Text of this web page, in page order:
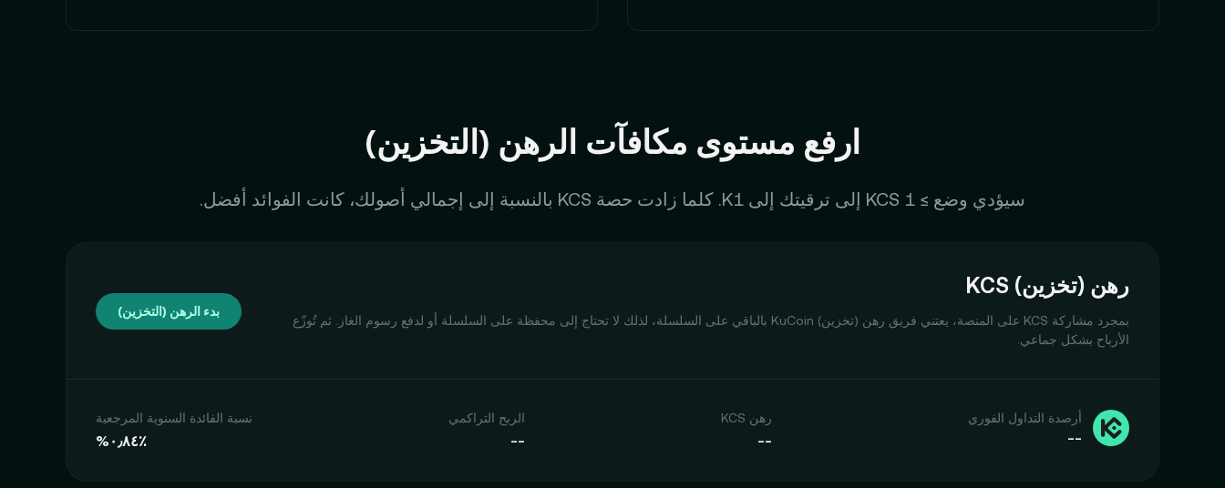
ارفع مستوى مكافآت الرهن (التخزين)
سيؤدي وضع ≥ 1 KCS إلى ترقيتك إلى K1. كلما زادت حصة KCS بالنسبة إلى إجمالي أصولك، كانت الفوائد أفضل.
رهن (تخزين) KCS
بمجرد مشاركة KCS على المنصة، يعتني فريق رهن (تخزين) KuCoin بالباقي على السلسلة، لذلك لا تحتاج إلى محفظة على السلسلة أو لدفع رسوم الغاز. ثم تُوزّع
الأرباح بشكل جماعي.
بدء الرهن (التخزين)
أرصدة التداول الفوري
--
رهن KCS
--
الربح التراكمي
--
نسبة الفائدة السنوية المرجعية
‮‭٠٫٨٤٪؜‬%‬